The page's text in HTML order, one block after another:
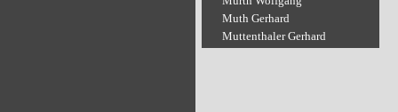
Muth Gerhard
Muttenthaler Gerhard